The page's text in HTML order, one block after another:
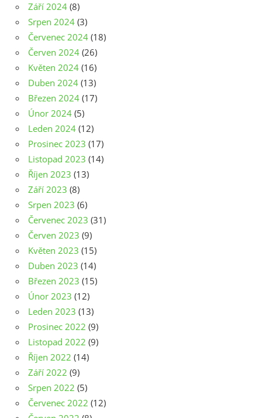
Září 2024 (8)
Srpen 2024 (3)
Červenec 2024 (18)
Červen 2024 (26)
Květen 2024 (16)
Duben 2024 (13)
Březen 2024 (17)
Únor 2024 (5)
Leden 2024 (12)
Prosinec 2023 (17)
Listopad 2023 (14)
Říjen 2023 (13)
Září 2023 (8)
Srpen 2023 (6)
Červenec 2023 (31)
Červen 2023 (9)
Květen 2023 (15)
Duben 2023 (14)
Březen 2023 (15)
Únor 2023 (12)
Leden 2023 (13)
Prosinec 2022 (9)
Listopad 2022 (9)
Říjen 2022 (14)
Září 2022 (9)
Srpen 2022 (5)
Červenec 2022 (12)